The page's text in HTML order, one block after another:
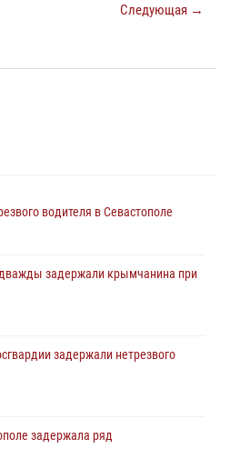
Следующая →
водителя в Севастополе
задержали крымчанина при
задержали нетрезвого
задержала ряд